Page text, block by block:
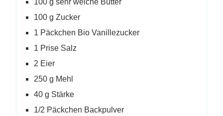
100 g sehr weiche Butter
100 g Zucker
1 Päckchen Bio Vanillezucker
1 Prise Salz
2 Eier
250 g Mehl
40 g Stärke
1/2 Päckchen Backpulver